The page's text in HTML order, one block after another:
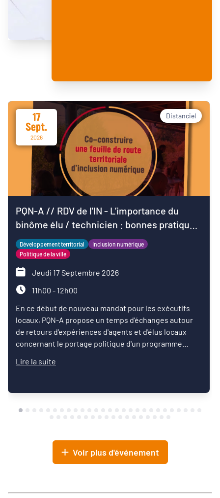
17
Sept.
2026
Distanciel
PQN-A // RDV de l'IN - L’importance du
binôme élu / technicien : bonnes pratiques
pour démarrer le mandat
Développement territorial
Inclusion numérique
Politique de la ville
Jeudi 17 Septembre 2026
11h00 - 12h00
En ce début de nouveau mandat pour les exécutifs
locaux, PQN-A propose un temps d'échanges autour
de retours d'expériences d'agents et d'élus locaux
concernant le portage politique d'un programme
Lire la suite
Voir plus d'événement